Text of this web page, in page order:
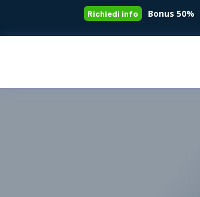
Richiedi info Bonus 50%